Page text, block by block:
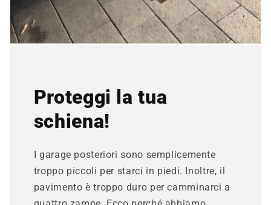
Proteggi la tua
schiena!
I garage posteriori sono semplicemente
troppo piccoli per starci in piedi. Inoltre, il
pavimento è troppo duro per camminarci a